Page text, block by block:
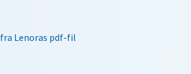
Lenoras pdf-fil